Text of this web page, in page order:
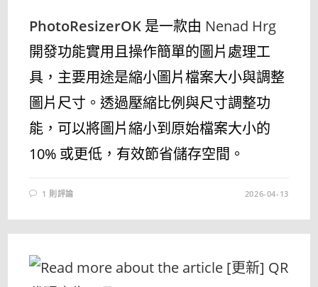
PhotoResizerOK 是一款由 Nenad Hrg
開發功能實用且操作簡單的圖片處理工
具，主要用途是縮小圖片檔案大小與調整
圖片尺寸。透過壓縮比例與尺寸調整功
能，可以將圖片縮小到原始檔案大小的
10% 或更低，有效節省儲存空間。
1 則評論 2026-04-13